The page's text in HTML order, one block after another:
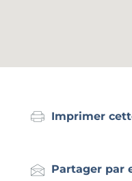
Imprimer
Partager par